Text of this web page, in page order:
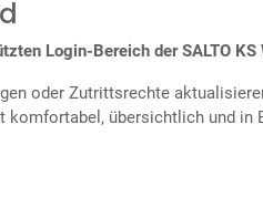
Login-Bereich der SALTO KS
oder Zutrittsrechte
übersichtlich und in